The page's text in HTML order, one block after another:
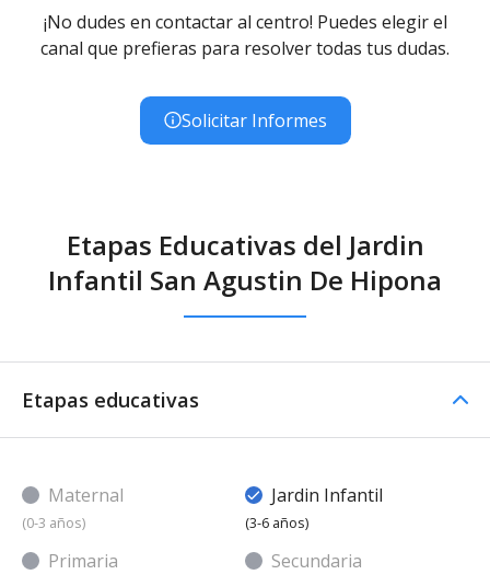
¡No dudes en contactar al centro! Puedes elegir el
canal que prefieras para resolver todas tus dudas.
Solicitar Informes
Etapas Educativas del Jardin
Infantil San Agustin De Hipona
Etapas educativas
Maternal
(0-3 años)
Jardin Infantil
(3-6 años)
Primaria
Secundaria